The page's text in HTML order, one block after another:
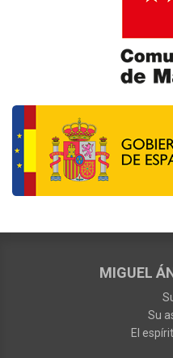
MIGUEL
Su
El